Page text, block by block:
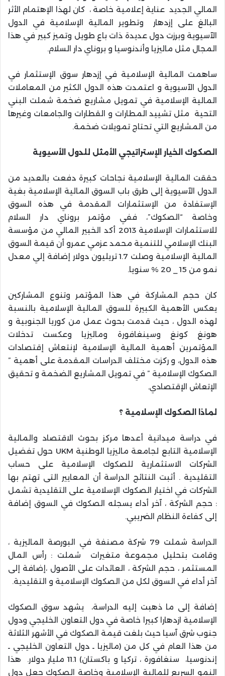
المالي الجديد عناية إعلامية خاصة ، كان لهذا الإهتمام الأثر
البالغ على إزدهار وتطوير المالية الإسلامية في الدول
الآسيوية وبرزت دول عديدة ذات باع طويل وتميز كبير في هذا
المجال مثل ماليزيا وأندنوسيا و بروناي دار السلام.
ساهمت المالية الإسلامية في إزدهار سوق الإستثمار في
الدول الآسيوية و اعتمدت هذه الدول الكثير من المعاملات
المالية الإسلامية في تمويل مشاريع ضخمة شملت البني
التحية مثل تشييد المطارات و القطارات والجامعات وغيرها
من المشاريع التي تحتاج تمويلات ضخمة.
الصكوك الخيار الإستراتيجي الأمثل للدول الأسيوية
حققت المالية الإسلامية نجاحات كبيرة دفعت بالعديد من
الدول الآسيوية إلى طرق باب السوق المالية الإسلامية بغية
الإستفادة من الإستثمارات المقدمة في هذه السوق
وخاصة “الصكوك”، ففي مؤتمر بروناي دار السلام
للاستثمارات الإسلامية 2013 أكد الخبير المالي من مؤسسة
البنك الإسلامي للتنمية محمد عزمي عمرو أن قيمة السوق
المالية الإسلامية وصلت 1.7 تريليون دولار إضافة إلي معدل
نمو من 15 _ 20 % سنويا.
كان حجم المشاركة في هذا المؤتمر وتنوع المشاركين
يعكس الأهمية الكبيرة للسوق المالية الإسلامية بالنسبة
لهذه الدول ، حيث قدمت بحوث عمل من كوريا الجنوبية و
هونغ كونغ وسينغافورة وماليزيا وعكست تدخلات
المؤتمرين أهمية المالية الإسلامية لإنتعاش إقتصادات
هذه الدول، و ركزت مختلف الدراسات المقدمة على أهمية ”
الصكوك الإسلامية ” في تمويل المشاريع الضخمة و تحقيق
الإتعاش الإقتصادي.
لماذا الصكوك الإسلامية ؟
في دراسة ميدانية أعدها مركز بحوث الاقتصاد والمالية
الإسلامية التابع لجامعة ماليزيا الوطنية UKM حول تفضيل
الشركات الاستثمارية للصكوك الإسلامية على حساب
التقليدية . أثبت النتائج الدراسة أن المعايير التى تهتم بها
الشركات في اختيار الصكوك الإسلامية على التقليدية تشمل
: حجم الشركة ، آخر أداء يسجله الصكوك في السوق إضافة
إلى كفاءة النظام الضريبي.
الدراسة شملت 79 شركة مصنفة في البورصة الماليزية ،
وقامت بتحليل مجموعة متغيرات شملت : رأس المال
المستثمر ، حجم الشركة ، العائدات على الأصول ،إضافة إلى
آخر أداء في السوق لكل من الصكوك الإسلامية و التقليدية.
إضافة إلى ما ذهبت إليه الدراسة، يشهد سوق الصكوك
الإسلامية ازدهارا كبيرا خاصة في دول التعاون الخليجي ودول
جنوب شرق آسيا حيث بلغت قيمة الصكوك في الأشهر الثلاثة
من هذا العام في كل من (ماليزيا ـ دول التعاون الخليجي ـ
إندنوسيا، سنغافورة ، تركيا و باكستان) 11.1 مليار دولار. هذا
النمو السريع للمالية الإسلامية وخاصة الصكوك جعل دول